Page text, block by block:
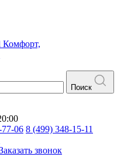
Комфорт,
Поиск
06 8 (499) 348-15-11
звонок